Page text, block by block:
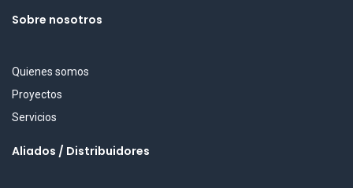
Sobre nosotros
Quienes somos
Proyectos
Servicios
Aliados / Distribuidores